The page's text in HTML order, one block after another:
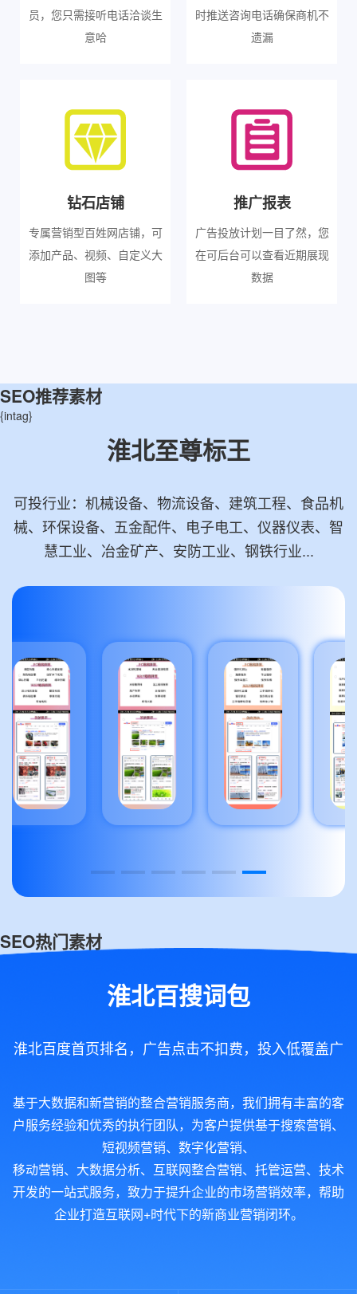
员，您只需接听电话洽谈生
意哈
时推送咨询电话确保商机不
遗漏
钻石店铺
专属营销型百姓网店铺，可
添加产品、视频、自定义大
图等
推广报表
广告投放计划一目了然，您
在可后台可以查看近期展现
数据
SEO推荐素材
{intag}
淮北至尊标王
可投行业：机械设备、物流设备、建筑工程、食品机
械、环保设备、五金配件、电子电工、仪器仪表、智
慧工业、冶金矿产、安防工业、钢铁行业...
SEO热门素材
淮北百搜词包
淮北百度首页排名，广告点击不扣费，投入低覆盖广
基于大数据和新营销的整合营销服务商，我们拥有丰富的客
户服务经验和优秀的执行团队，为客户提供基于搜索营销、
短视频营销、数字化营销、
移动营销、大数据分析、互联网整合营销、托管运营、技术
开发的一站式服务，致力于提升企业的市场营销效率，帮助
企业打造互联网+时代下的新商业营销闭环。